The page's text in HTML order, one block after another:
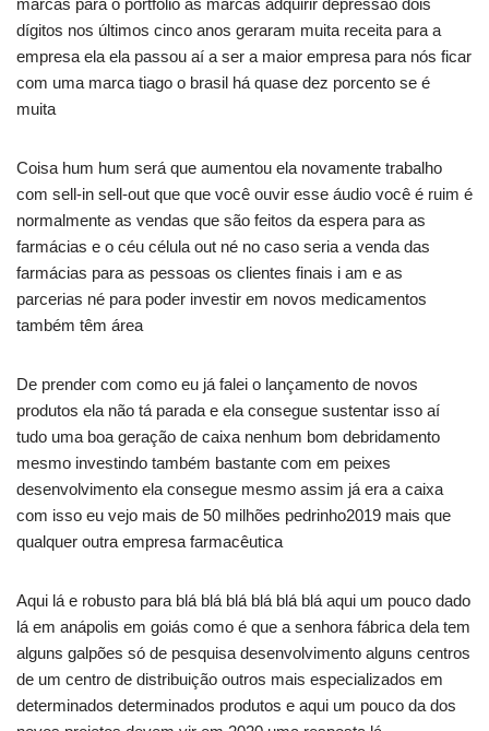
marcas para o portfólio as marcas adquirir depressão dois
dígitos nos últimos cinco anos geraram muita receita para a
empresa ela ela passou aí a ser a maior empresa para nós ficar
com uma marca tiago o brasil há quase dez porcento se é
muita
Coisa hum hum será que aumentou ela novamente trabalho
com sell-in sell-out que que você ouvir esse áudio você é ruim é
normalmente as vendas que são feitos da espera para as
farmácias e o céu célula out né no caso seria a venda das
farmácias para as pessoas os clientes finais i am e as
parcerias né para poder investir em novos medicamentos
também têm área
De prender com como eu já falei o lançamento de novos
produtos ela não tá parada e ela consegue sustentar isso aí
tudo uma boa geração de caixa nenhum bom debridamento
mesmo investindo também bastante com em peixes
desenvolvimento ela consegue mesmo assim já era a caixa
com isso eu vejo mais de 50 milhões pedrinho2019 mais que
qualquer outra empresa farmacêutica
Aqui lá e robusto para blá blá blá blá blá blá aqui um pouco dado
lá em anápolis em goiás como é que a senhora fábrica dela tem
alguns galpões só de pesquisa desenvolvimento alguns centros
de um centro de distribuição outros mais especializados em
determinados determinados produtos e aqui um pouco da dos